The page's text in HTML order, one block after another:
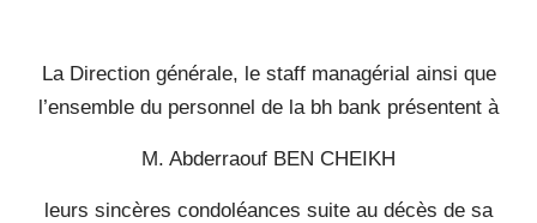
La Direction générale, le staff managérial ainsi que
l’ensemble du personnel de la bh bank présentent à
M. Abderraouf BEN CHEIKH
leurs sincères condoléances suite au décès de sa